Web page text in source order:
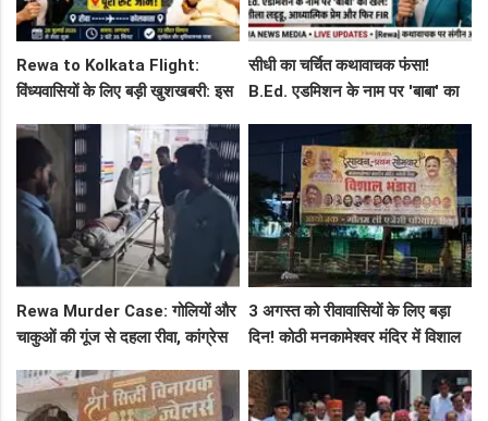
Rewa to Kolkata Flight:
विंध्यवासियों के लिए बड़ी खुशखबरी: इस
फ्लाइट, जानें पूरा रूट!
सीधी का चर्चित कथावाचक फंसा!
B.Ed. एडमिशन के नाम पर 'बाबा' का
और फिर FIR
Rewa Murder Case: गोलियों और
चाकुओं की गूंज से दहला रीवा, कांग्रेस
गिरफ्तार!
3 अगस्त को रीवावासियों के लिए बड़ा
दिन! कोठी मनकामेश्वर मंदिर में विशाल